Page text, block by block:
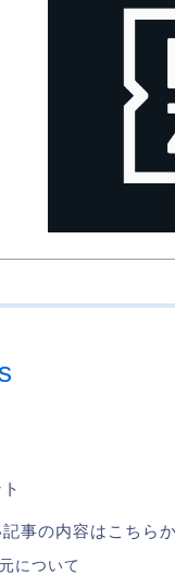
事の内容はこちら
について